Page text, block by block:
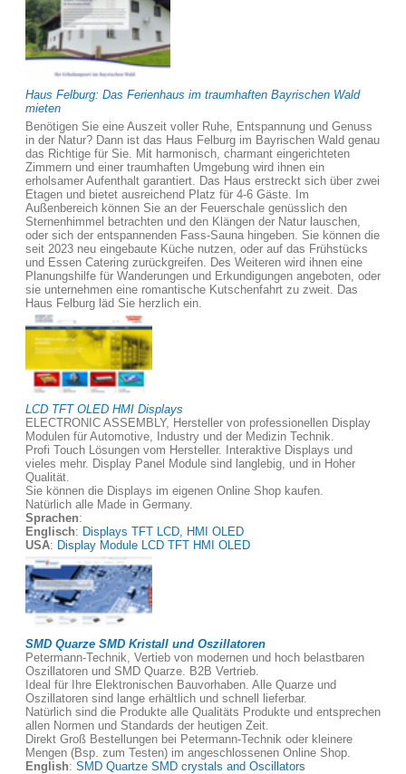
Haus Felburg: Das Ferienhaus im traumhaften Bayrischen Wald
mieten
Benötigen Sie eine Auszeit voller Ruhe, Entspannung und Genuss
in der Natur? Dann ist das Haus Felburg im Bayrischen Wald genau
das Richtige für Sie. Mit harmonisch, charmant eingerichteten
Zimmern und einer traumhaften Umgebung wird ihnen ein
erholsamer Aufenthalt garantiert. Das Haus erstreckt sich über zwei
Etagen und bietet ausreichend Platz für 4-6 Gäste. Im
Außenbereich können Sie an der Feuerschale genüsslich den
Sternenhimmel betrachten und den Klängen der Natur lauschen,
oder sich der entspannenden Fass-Sauna hingeben. Sie können die
seit 2023 neu eingebaute Küche nutzen, oder auf das Frühstücks
und Essen Catering zurückgreifen. Des Weiteren wird ihnen eine
Planungshilfe für Wanderungen und Erkundigungen angeboten, oder
sie unternehmen eine romantische Kutschenfahrt zu zweit. Das
Haus Felburg läd Sie herzlich ein.
LCD TFT OLED HMI Displays
ELECTRONIC ASSEMBLY, Hersteller von professionellen Display
Modulen für Automotive, Industry und der Medizin Technik.
Profi Touch Lösungen vom Hersteller. Interaktive Displays und
vieles mehr. Display Panel Module sind langlebig, und in Hoher
Qualität.
Sie können die Displays im eigenen Online Shop kaufen.
Natürlich alle Made in Germany.
Sprachen:
Englisch: Displays TFT LCD, HMI OLED
USA: Display Module LCD TFT HMI OLED
SMD Quarze SMD Kristall und Oszillatoren
Petermann-Technik, Vertieb von modernen und hoch belastbaren
Oszillatoren und SMD Quarze. B2B Vertrieb.
Ideal für Ihre Elektronischen Bauvorhaben. Alle Quarze und
Oszillatoren sind lange erhältlich und schnell lieferbar.
Natürlich sind die Produkte alle Qualitäts Produkte und entsprechen
allen Normen und Standards der heutigen Zeit.
Direkt Groß Bestellungen bei Petermann-Technik oder kleinere
Mengen (Bsp. zum Testen) im angeschlossenen Online Shop.
English: SMD Quartze SMD crystals and Oscillators